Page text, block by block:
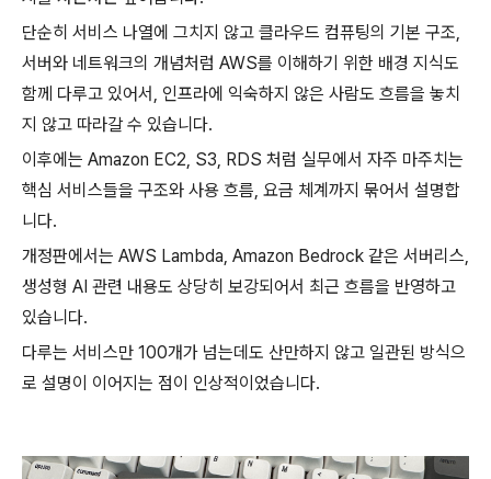
단순히 서비스 나열에 그치지 않고 클라우드 컴퓨팅의 기본 구조,
서버와 네트워크의 개념처럼 AWS를 이해하기 위한 배경 지식도
함께 다루고 있어서, 인프라에 익숙하지 않은 사람도 흐름을 놓치
지 않고 따라갈 수 있습니다.
이후에는 Amazon EC2, S3, RDS 처럼 실무에서 자주 마주치는
핵심 서비스들을 구조와 사용 흐름, 요금 체계까지 묶어서 설명합
니다.
개정판에서는 AWS Lambda, Amazon Bedrock 같은 서버리스,
생성형 AI 관련 내용도 상당히 보강되어서 최근 흐름을 반영하고
있습니다.
다루는 서비스만 100개가 넘는데도 산만하지 않고 일관된 방식으
로 설명이 이어지는 점이 인상적이었습니다.